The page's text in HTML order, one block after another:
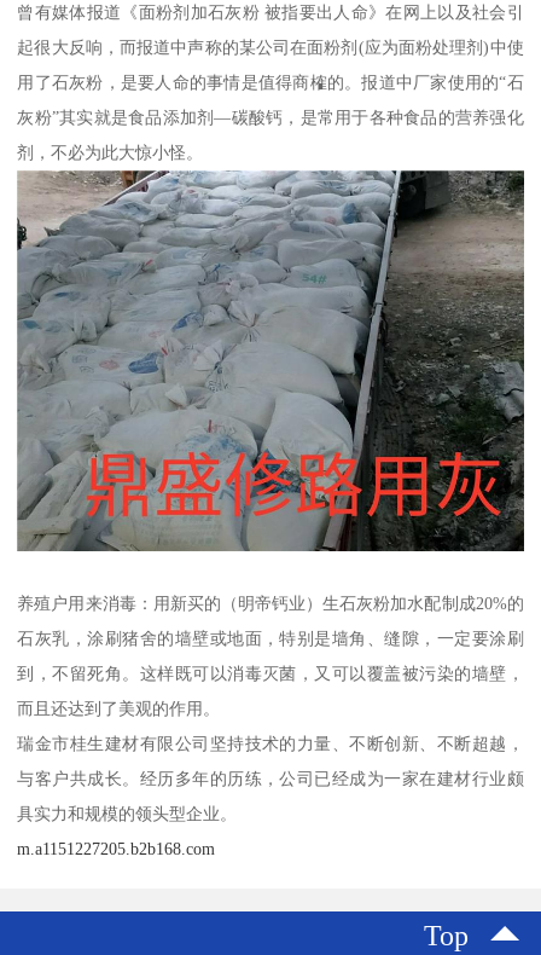
曾有媒体报道《面粉剂加石灰粉 被指要出人命》在网上以及社会引
起很大反响，而报道中声称的某公司在面粉剂(应为面粉处理剂)中使
用了石灰粉，是要人命的事情是值得商榷的。报道中厂家使用的“石
灰粉”其实就是食品添加剂—碳酸钙，是常用于各种食品的营养强化
剂，不必为此大惊小怪。
养殖户用来消毒：用新买的（明帝钙业）生石灰粉加水配制成20%的
石灰乳，涂刷猪舍的墙壁或地面，特别是墙角、缝隙，一定要涂刷
到，不留死角。这样既可以消毒灭菌，又可以覆盖被污染的墙壁，
而且还达到了美观的作用。
瑞金市桂生建材有限公司坚持技术的力量、不断创新、不断超越，
与客户共成长。经历多年的历练，公司已经成为一家在建材行业颇
具实力和规模的领头型企业。
m.a1151227205.b2b168.com
Top